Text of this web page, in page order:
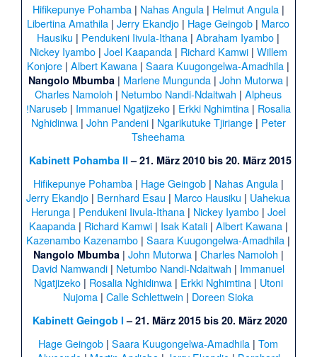
Hifikepunye Pohamba| Nahas Angula| Helmut Angula|
Libertina Amathila |Jerry Ekandjo | Hage Geingob | Marco
Hausiku | Pendukeni Iivula-Ithana |Abraham Iyambo |
Nickey Iyambo| Joel Kaapanda| Richard Kamwi| Willem
Konjore |Albert Kawana |Saara Kuugongelwa-Amadhila |
Nangolo Mbumba| Marlene Mungunda| John Mutorwa|
Charles Namoloh | Netumbo Nandi-Ndaitwah |Alpheus
ǃNaruseb| Immanuel Ngatjizeko| Erkki Nghimtina| Rosalia
Nghidinwa| John Pandeni| Ngarikutuke Tjiriange| Peter
Tsheehama
Kabinett Pohamba II – 21. März 2010 bis 20. März 2015
Hifikepunye Pohamba| Hage Geingob| Nahas Angula|
Jerry Ekandjo | Bernhard Esau | Marco Hausiku | Uahekua
Herunga| Pendukeni Iivula-Ithana| Nickey Iyambo| Joel
Kaapanda| Richard Kamwi| Isak Katali| Albert Kawana|
Kazenambo Kazenambo |Saara Kuugongelwa-Amadhila |
Nangolo Mbumba| John Mutorwa| Charles Namoloh |
David Namwandi | Netumbo Nandi-Ndaitwah | Immanuel
Ngatjizeko| Rosalia Nghidinwa| Erkki Nghimtina| Utoni
Nujoma |Calle Schlettwein | Doreen Sioka
Kabinett Geingob I – 21. März 2015 bis 20. März 2020
Hage Geingob |Saara Kuugongelwa-Amadhila |Tom